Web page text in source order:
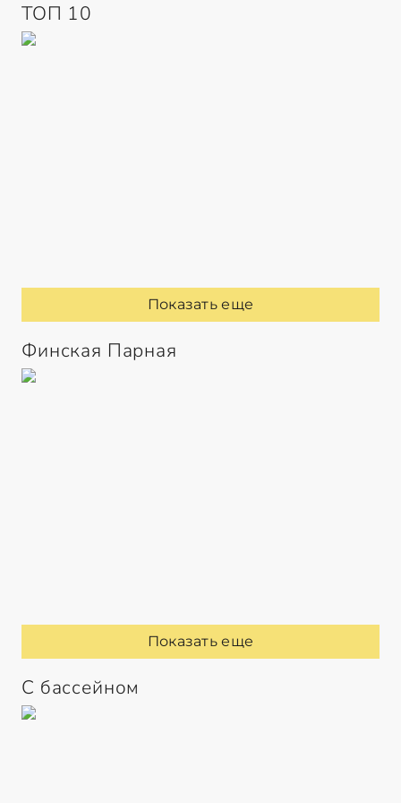
ТОП 10
Показать еще
Финская Парная
Показать еще
С бассейном